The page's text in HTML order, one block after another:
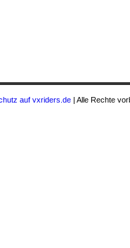
auf vxriders.de| Alle Rechte